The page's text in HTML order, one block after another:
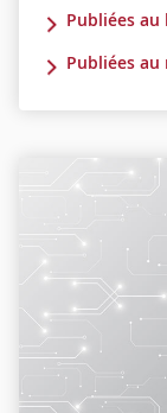
Publiées au
Publiées au